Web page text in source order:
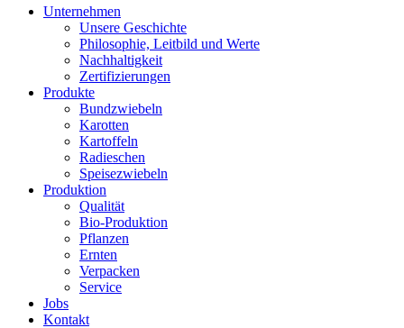
Unternehmen
Unsere Geschichte
Philosophie, Leitbild und Werte
Nachhaltigkeit
Zertifizierungen
Produkte
Bundzwiebeln
Karotten
Kartoffeln
Radieschen
Speisezwiebeln
Produktion
Qualität
Bio-Produktion
Pflanzen
Ernten
Verpacken
Service
Jobs
Kontakt